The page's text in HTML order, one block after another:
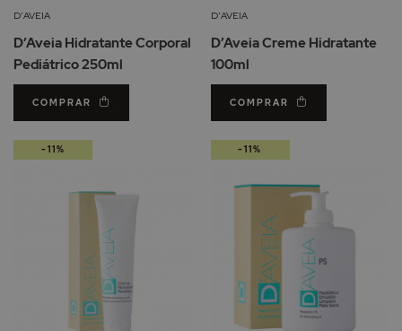
Lista
Desejos
D'AVEIA
D’Aveia Hidratante Corporal
Pediátrico 250ml
COMPRAR
D'AVEIA
D’Aveia Creme Hidratante
100ml
COMPRAR
-11% -11%